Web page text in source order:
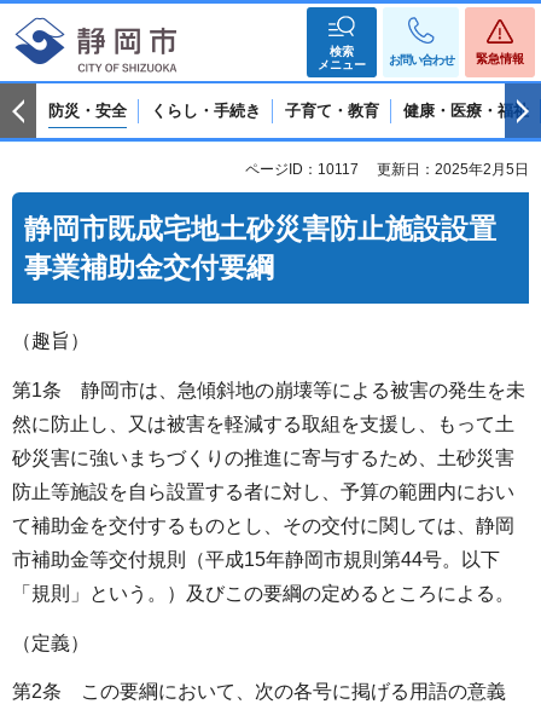
検索
メニュー
お問い合わせ 緊急情報
防災・安全 くらし・手続き 子育て・教育 健康・医療・福祉
ページID：10117 更新日：2025年2月5日
静岡市既成宅地土砂災害防止施設設置
事業補助金交付要綱
（趣旨）
第1条 静岡市は、急傾斜地の崩壊等による被害の発生を未
然に防止し、又は被害を軽減する取組を支援し、もって土
砂災害に強いまちづくりの推進に寄与するため、土砂災害
防止等施設を自ら設置する者に対し、予算の範囲内におい
て補助金を交付するものとし、その交付に関しては、静岡
市補助金等交付規則（平成15年静岡市規則第44号。以下
「規則」という。）及びこの要綱の定めるところによる。
（定義）
第2条 この要綱において、次の各号に掲げる用語の意義